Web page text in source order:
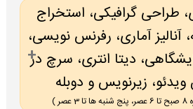
طراحی گرافیکی، استخراج
آنالیز آماری، رفرنس نویسی،
دیتا انتری، سرچ در
زیرنویس و دوبله
)